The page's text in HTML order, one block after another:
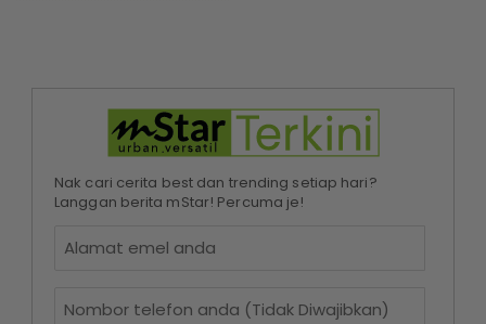
Nak cari cerita best dan trending setiap hari?
Langgan berita mStar! Percuma je!